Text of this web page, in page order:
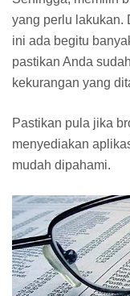
yang perlu lakukan.
ini ada begitu
pastikan Anda
kekurangan yang
Pastikan pula jika
menyediakan
mudah dipahami.